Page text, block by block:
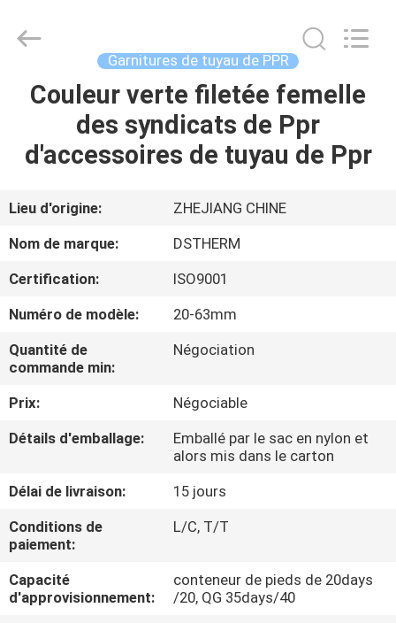
ACCUEIL
PRODUITS
À
PROPOS
DE
VISITE
L'USINE
QUALITÉ
CONTACTEZ-
NOUS
DSTHERM
INDUSTRIAL
Reserved.
Garnitures de tuyau de PPR
Couleur verte filetée femelle
des syndicats de Ppr
d'accessoires de tuyau de Ppr
Lieu d'origine:
ZHEJIANG CHINE
Nom de marque:
DSTHERM
Certification:
ISO9001
Numéro de modèle:
20-63mm
Quantité de
commande min:
Négociation
Prix:
Négociable
Détails d'emballage:
Emballé par le sac en nylon et
alors mis dans le carton
Délai de livraison:
15 jours
Conditions de
paiement:
L/C, T/T
Capacité
d'approvisionnement:
conteneur de pieds de 20days
/20, QG 35days/40